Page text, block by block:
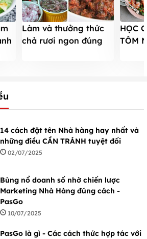
Làm và thưởng thức
chả rươi ngon đúng
HỌC
TÔM
14 cách đặt tên Nhà hàng hay nhất và
những điều CẦN TRÁNH tuyệt đối
02/07/2025
Bùng nổ doanh số nhờ chiến lược
Marketing Nhà Hàng đúng cách -
PasGo
10/07/2025
PasGo là gì - Các cách thức hợp tác với